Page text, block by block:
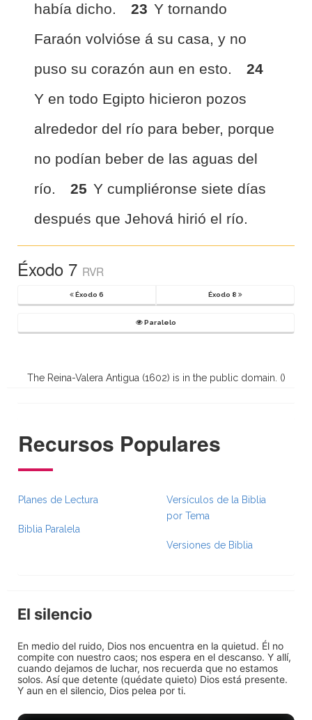
había dicho.
23 Y tornando
Faraón volvióse á su casa, y no
puso su corazón aun en esto.
24
Y en todo Egipto hicieron pozos
alrededor del río para beber, porque
no podían beber de las aguas del
río.
25 Y cumpliéronse siete días
después que Jehová hirió el río.
Éxodo 7 RVR
Éxodo 6 Éxodo 8
Paralelo
The Reina-Valera Antigua (1602) is in the public domain. ()
Recursos Populares
Planes de Lectura
Biblia Paralela
Versículos de la Biblia
por Tema
Versiones de Biblia
El silencio
En medio del ruido, Dios nos encuentra en la quietud. Él no
compite con nuestro caos; nos espera en el descanso. Y allí,
cuando dejamos de luchar, nos recuerda que no estamos
solos. Así que detente (quédate quieto) Dios está presente.
Y aun en el silencio, Dios pelea por ti.